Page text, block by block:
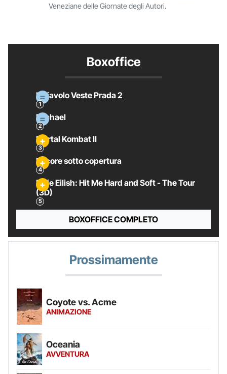
Veneziane delle Giornate degli Autori.
Boxoffice
Il Diavolo Veste Prada 2
Michael
Mortal Kombat II
Pecore sotto copertura
Billie Eilish: Hit Me Hard and Soft - The Tour
(3D)
BOXOFFICE COMPLETO
Prossimamente
Coyote vs. Acme
ANIMAZIONE
Oceania
AVVENTURA